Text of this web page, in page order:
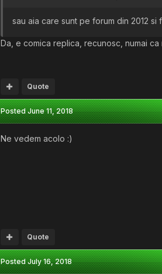
sau aia care sunt pe forum din 2012
Da, e comica replica, recunosc, numai
Quote
PostedJune 11, 2018
Ne vedem acolo :)
Quote
PostedJuly 16, 2018